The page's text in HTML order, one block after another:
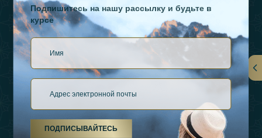
О Нас
Виды Отдыха
Подпишитесь на нашу рассылку и будьте в
курсе
ПОДПИСЫВАЙТЕСЬ